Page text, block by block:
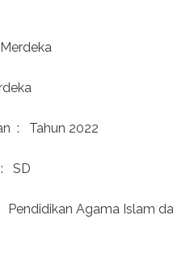
: Tahun 2022
: SD
Agama Islam